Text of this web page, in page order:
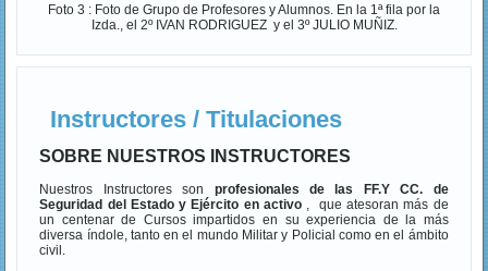
Foto 3 : Foto de Grupo de Profesores y Alumnos. En la 1ª fila por la
Izda., el 2º IVAN RODRIGUEZ y el 3º JULIO MUÑIZ.
Instructores / Titulaciones
SOBRE NUESTROS INSTRUCTORES
Nuestros Instructores son profesionales de las FF.Y CC. de
Seguridad del Estado y Ejército en activo
, que atesoran más de
un centenar de Cursos impartidos en su experiencia de la más
diversa índole, tanto en el mundo Militar y Policial como en el ámbito
civil.